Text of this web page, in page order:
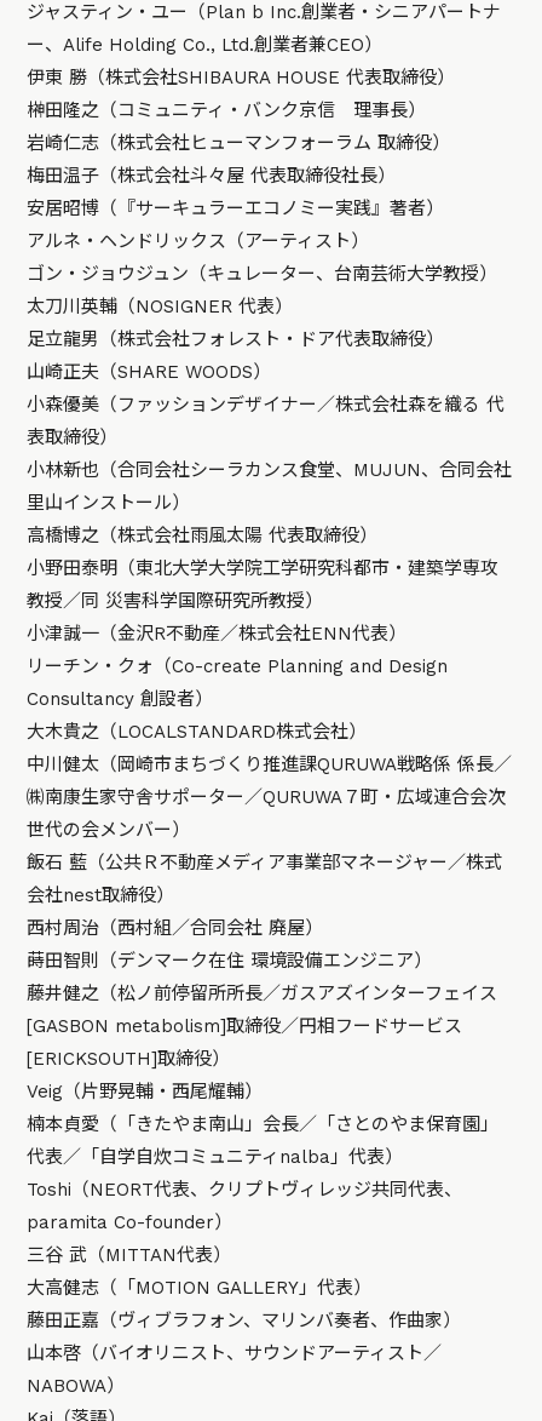
ジャスティン・ユー（Plan b Inc.創業者・シニアパートナ
ー、Alife Holding Co., Ltd.創業者兼CEO）
伊東 勝（株式会社SHIBAURA HOUSE 代表取締役）
榊󠄀田隆之（コミュニティ・バンク京信 理事長）
岩崎仁志（株式会社ヒューマンフォーラム 取締役）
梅田温子（株式会社斗々屋 代表取締役社長）
安居昭博（『サーキュラーエコノミー実践』著者）
アルネ・ヘンドリックス（アーティスト）
ゴン・ジョウジュン（キュレーター、台南芸術大学教授）
太刀川英輔（NOSIGNER 代表）
足立龍男（株式会社フォレスト・ドア代表取締役）
山崎正夫（SHARE WOODS）
小森優美（ファッションデザイナー／株式会社森を織る 代
表取締役）
小林新也（合同会社シーラカンス食堂、MUJUN、合同会社
里山インストール）
高橋博之（株式会社雨風太陽 代表取締役）
小野田泰明（東北大学大学院工学研究科都市・建築学専攻
教授／同 災害科学国際研究所教授）
小津誠一（金沢R不動産／株式会社ENN代表）
リーチン・クォ（Co-create Planning and Design
Consultancy 創設者）
大木貴之（LOCALSTANDARD株式会社）
中川健太（岡崎市まちづくり推進課QURUWA戦略係 係長／
㈱南康生家守舎サポーター／QURUWA７町・広域連合会次
世代の会メンバー）
飯石 藍（公共Ｒ不動産メディア事業部マネージャー／株式
会社nest取締役）
西村周治（西村組／合同会社 廃屋）
蒔田智則（デンマーク在住 環境設備エンジニア）
藤井健之（松ノ前停留所所長／ガスアズインターフェイス
[GASBON metabolism]取締役／円相フードサービス
[ERICKSOUTH]取締役）
Veig（片野晃輔・西尾耀輔）
楠本貞愛（「きたやま南山」会長／「さとのやま保育園」
代表／「自学自炊コミュニティnalba」代表）
Toshi（NEORT代表、クリプトヴィレッジ共同代表、
paramita Co-founder）
三谷 武（MITTAN代表）
大高健志（「MOTION GALLERY」代表）
藤田正嘉（ヴィブラフォン、マリンバ奏者、作曲家）
山本啓（バイオリニスト、サウンドアーティスト／
NABOWA）